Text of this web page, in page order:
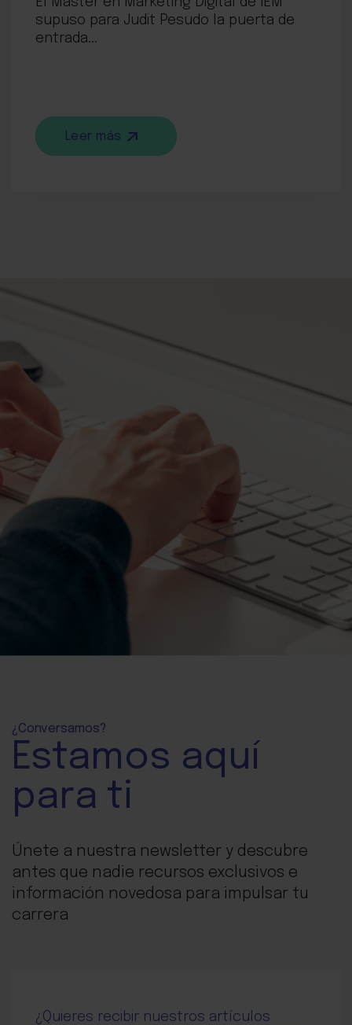
supuso para Judit Pesudo la puerta de
entrada...
Leer más
¿Conversamos?
Estamos aquí
para ti
Únete a nuestra newsletter y descubre
antes que nadie recursos exclusivos e
información novedosa para impulsar tu
carrera
¿Quieres recibir nuestros artículos